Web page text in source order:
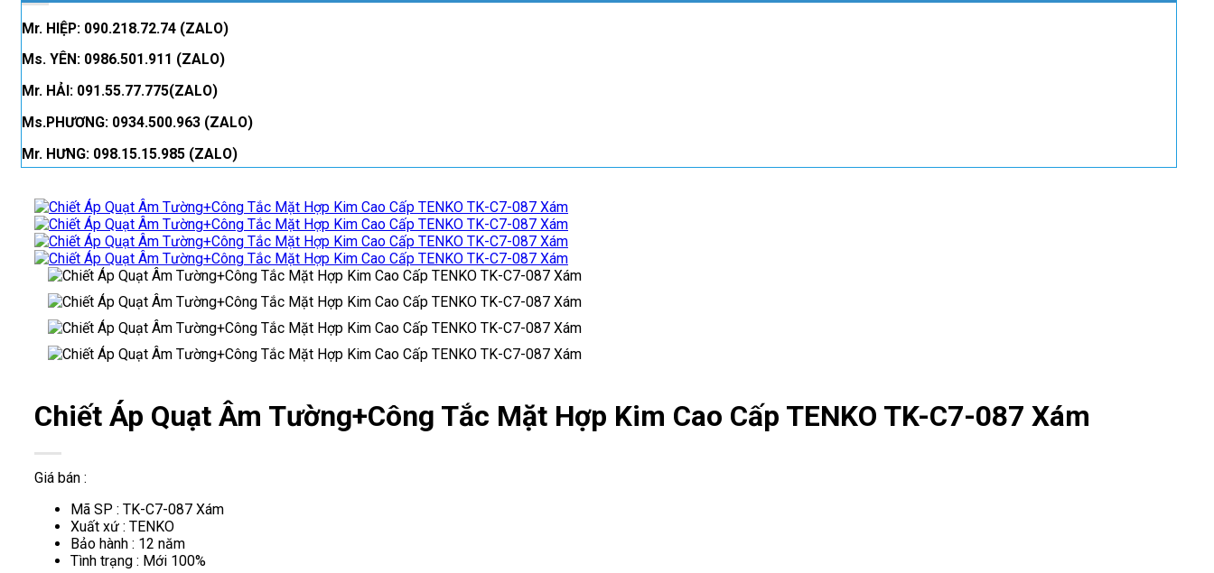
Mr. HIỆP: 090.218.72.74 (ZALO)
Ms. YÊN: 0986.501.911 (ZALO)
Mr. HẢI: 091.55.77.775(ZALO)
Ms.PHƯƠNG: 0934.500.963 (ZALO)
Mr. HƯNG: 098.15.15.985 (ZALO)
Chiết Áp Quạt Âm Tường+Công Tắc Mặt Hợp Kim Cao Cấp TENKO TK-C7-087 Xám
Giá bán :
Mã SP : TK-C7-087 Xám
Xuất xứ : TENKO
Bảo hành : 12 năm
Tình trạng : Mới 100%